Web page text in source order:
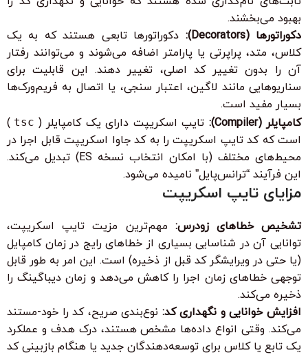
بهبود می‌بخشند.
دکوراتورها (Decorators):
دکوراتورها تابعی هستند که به یک
کلاس، متد، پراپرتی یا پارامتر اضافه می‌شوند و می‌توانند رفتار
آن را بدون تغییر کد اصلی، تغییر دهند. این قابلیت برای
سناریوهایی مانند لاگین، اعتبار سنجی، یا اتصال به فریم‌ورک‌ها
بسیار مفید است.
کامپایلر (Compiler):
تایپ اسکریپت دارای یک کامپایلر ( tsc
)
است که کد تایپ اسکریپت را به کد جاوا اسکریپت قابل اجرا در
محیط‌های مختلف (با امکان انتخاب نسخه ES) تبدیل می‌کند.
این فرآیند “ترانس‌پایل” نامیده می‌شود.
مزایای تایپ اسکریپت
تشخیص خطاهای زودرس: مهم‌ترین مزیت تایپ اسکریپت،
توانایی آن در شناسایی بسیاری از خطاهای رایج در زمان کامپایل
(یا حتی در ویرایشگر کد قبل از ذخیره) است. این امر به طور قابل
توجهی خطاهای زمان اجرا را کاهش می‌دهد و زمان دیباگینگ را
ذخیره می‌کند.
افزایش خوانایی و نگهداری کد: نوع‌بندی صریح، کد را خود-مستند
می‌کند. وقتی انواع داده‌ها مشخص هستند، درک هدف و عملکرد
یک تابع یا کلاس برای توسعه‌دهندگان جدید یا هنگام بازبینی کد